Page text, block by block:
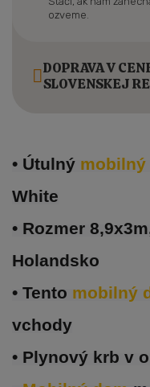
ozveme.
DOPRAVA V
SLOVENSKEJ
• Útulný mobilný
White
• Rozmer
Holandsko
• Tento mobilný
vchody
• Plynový krb v